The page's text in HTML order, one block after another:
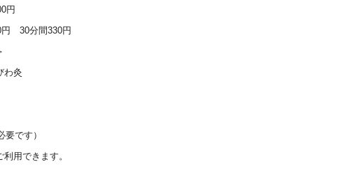
円
30分間330円
わ灸
要です）
用できます。